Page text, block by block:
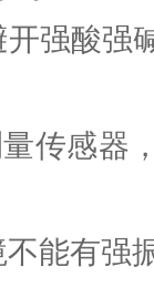
酸强
感器
能有强